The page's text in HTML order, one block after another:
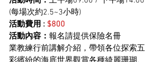
(每場次約2.5~3小時)
活動費用 : $800
活動內容： 報名請提供保險名冊
業教練行前講解介紹，帶領各位探索五